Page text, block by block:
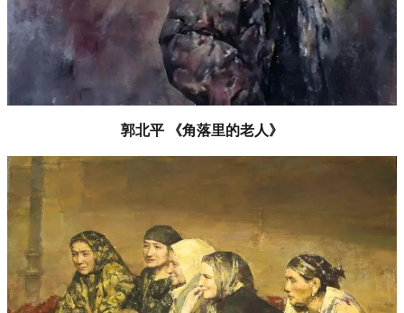
郭北平 《角落里的老人》